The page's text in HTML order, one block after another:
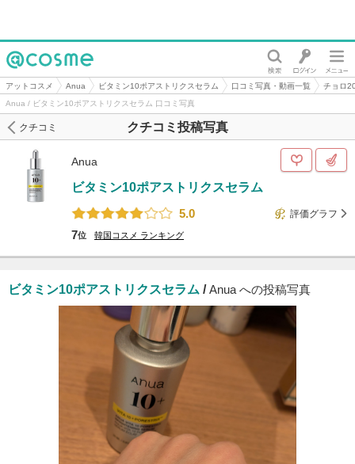
@cosme
アットコスメ Anua ビタミン10ポアストリクスセラム 口コミ写真・動画一覧
チョロ
Anua / ビタミン10ポアストリクスセラム 口コミ写真
クチコミ投稿写真
クチコミ
Anua
ビタミン10ポアストリクスセラム
5.0
評価グラフ
7位 韓国コスメ ランキング
ビタミン10ポアストリクスセラム /Anua への投稿写真